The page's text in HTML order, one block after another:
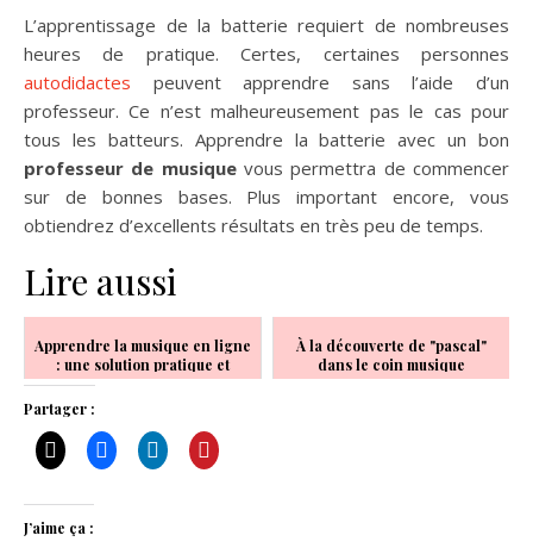
L’apprentissage de la batterie requiert de nombreuses
heures de pratique. Certes, certaines personnes
autodidactes peuvent apprendre sans l’aide d’un
professeur. Ce n’est malheureusement pas le cas pour
tous les batteurs. Apprendre la batterie avec un bon
professeur de musiquevous permettra de commencer
sur de bonnes bases. Plus important encore, vous
obtiendrez d’excellents résultats en très peu de temps.
Lire aussi
Apprendre la musique en ligne
: une solution pratique et
efficace
À la découverte de "pascal"
dans le coin musique
Partager :
J’aime ça :